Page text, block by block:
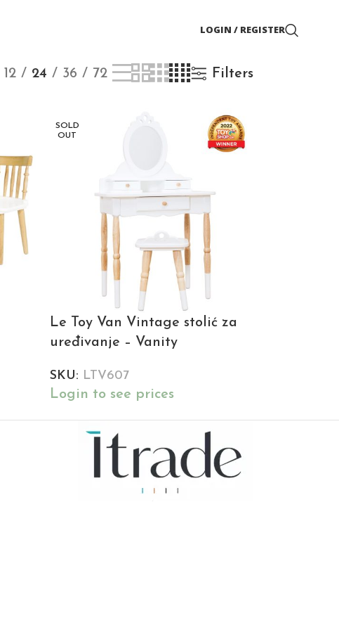
LOGIN / REGISTER
12 24 36 72 Filters
SOLD
OUT
Le Toy Van Vintage stolić za
uređivanje – Vanity
SKU: LTV607
Login to see prices